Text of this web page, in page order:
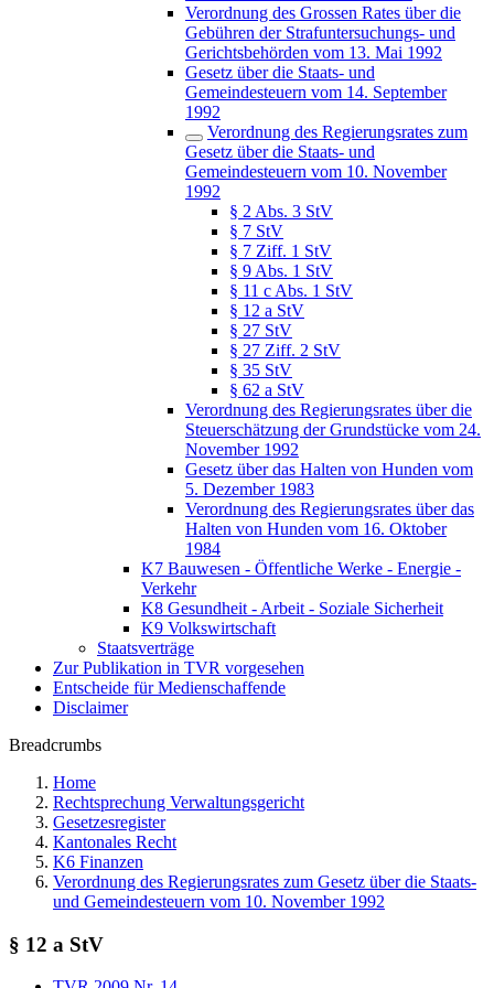
Verordnung des Grossen Rates über die
Gebühren der Strafuntersuchungs- und
Gerichtsbehörden vom 13. Mai 1992
Gesetz über die Staats- und
Gemeindesteuern vom 14. September
1992
Verordnung des Regierungsrates zum
Gesetz über die Staats- und
Gemeindesteuern vom 10. November
1992
§ 2 Abs. 3 StV
§ 7 StV
§ 7 Ziff. 1 StV
§ 9 Abs. 1 StV
§ 11 c Abs. 1 StV
§ 12 a StV
§ 27 StV
§ 27 Ziff. 2 StV
§ 35 StV
§ 62 a StV
Verordnung des Regierungsrates über die
Steuerschätzung der Grundstücke vom 24.
November 1992
Gesetz über das Halten von Hunden vom
5. Dezember 1983
Verordnung des Regierungsrates über das
Halten von Hunden vom 16. Oktober
1984
K7 Bauwesen - Öffentliche Werke - Energie -
Verkehr
K8 Gesundheit - Arbeit - Soziale Sicherheit
K9 Volkswirtschaft
Staatsverträge
Zur Publikation in TVR vorgesehen
Entscheide für Medienschaffende
Disclaimer
Breadcrumbs
Home
Rechtsprechung Verwaltungsgericht
Gesetzesregister
Kantonales Recht
K6 Finanzen
Verordnung des Regierungsrates zum Gesetz über die Staats-
und Gemeindesteuern vom 10. November 1992
§ 12 a StV